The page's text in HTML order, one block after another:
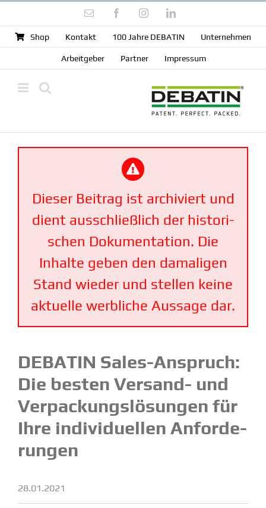
springen
E-
FacebookInstagramLinkedIn
Shop Kontakt 100 Jahre DEBATIN Unter­nehmen
Arbeit­geber Partner Impressum
Dieser Beitrag ist archi­viert und
dient ausschließlich der histo­ri­
schen Dokumen­tation. Die
Inhalte geben den damaligen
Stand wieder und stellen keine
aktuelle werbliche Aussage dar.
DEBATIN Sales-Anspruch:
Die besten Versand- und
Verpa­ckungs­lö­sungen für
Ihre indivi­du­ellen Anfor­de­
rungen
28.01.2021